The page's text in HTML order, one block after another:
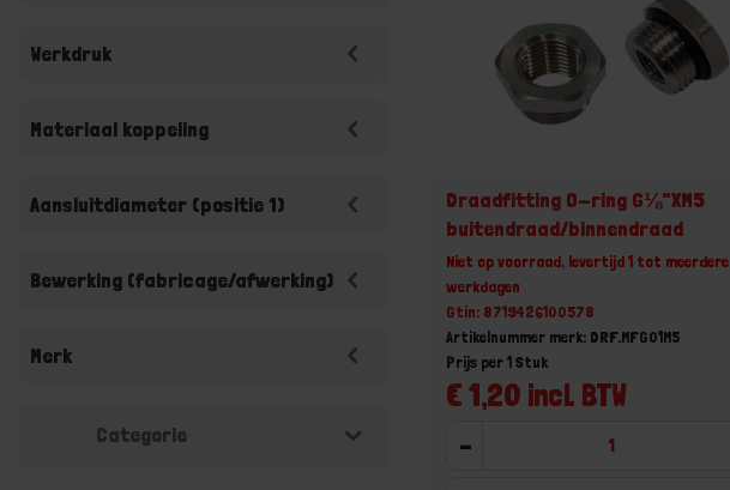
Werkdruk
Materiaal koppeling
Aansluitdiameter (positie 1)
Bewerking (fabricage/afwerking)
Merk
Categorie
Draadfitting O-ring G⅛"XM5
buitendraad/binnendraad
Niet op voorraad, levertijd 1 tot meerdere
werkdagen
Gtin: 8719426100578
Artikelnummer merk: DRF.MFG01M5
€ 1,20 incl. BTW
Prijs per 1 Stuk
-